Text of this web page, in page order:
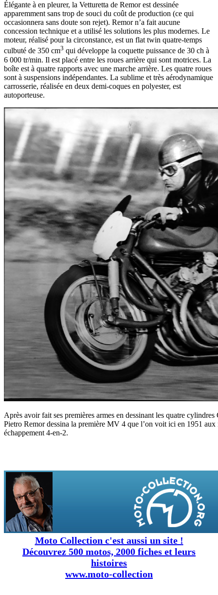
Élégante à en pleurer, la Vetturetta de Remor est dessinée
apparemment sans trop de souci du coût de production (ce qui
occasionnera sans doute son rejet). Remor n’a fait aucune
concession technique et a utilisé les solutions les plus modernes. Le
moteur, réalisé pour la circonstance, est un flat twin quatre-temps
culbuté de 350 cm3 qui développe la coquette puissance de 30 ch à
6 000 tr/min. Il est placé entre les roues arrière qui sont motrices. La
boîte est à quatre rapports avec une marche arrière. Les quatre roues
sont à suspensions indépendantes. La sublime et très aérodynamique
carrosserie, réalisée en deux demi-coques en polyester, est
autoporteuse.
Après avoir fait ses premières armes en dessinant les quatre
Pietro Remor dessina la première MV 4 que l’on voit ici en 1951
échappement 4-en-2.
Moto Collection c'est aussi un site !
Découvrez 500 motos, 2000 fiches et leurs
histoires
www.moto-collection